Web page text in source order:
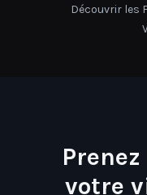
Découvrir les
votre